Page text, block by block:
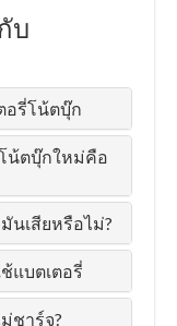
บ
อรี่โน้ตบุ๊ก
น้ตบุ๊กใหม่คือ
นเสียหรือไม่?
แบตเตอรี่
ชาร์จ?